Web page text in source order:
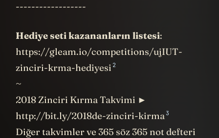
------------------
Hediye seti kazananların listesi:
https://gleam.io/competitions/ujIUT-
zinciri-krma-hediyesi 2
~
2018 Zinciri Kırma Takvimi ►
http://bit.ly/2018de-zinciri-kirma 3
Diğer takvimler ve 365 söz 365 not defteri